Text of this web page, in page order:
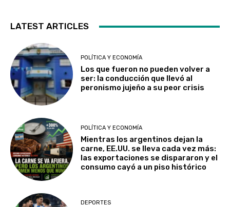
LATEST ARTICLES
POLÍTICA Y ECONOMÍA
Los que fueron no pueden volver a
ser: la conducción que llevó al
peronismo jujeño a su peor crisis
POLÍTICA Y ECONOMÍA
Mientras los argentinos dejan la
carne, EE.UU. se lleva cada vez más:
las exportaciones se dispararon y el
consumo cayó a un piso histórico
DEPORTES